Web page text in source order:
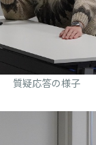
質疑応答の様子